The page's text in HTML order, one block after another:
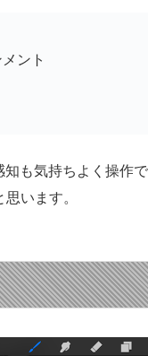
ント
も気持ちよく操作
います。